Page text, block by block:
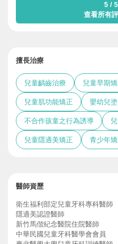
5 / 5
查看所有
擅長治療
兒童齲齒治療 兒童早期
兒童肌功能矯正 嬰幼兒
不合作孩童之行為誘導
兒童隱適美矯正 青少年
醫師資歷
衛生福利部定兒童牙科專科醫師
隱適美認證醫師
新竹馬偕紀念醫院住院醫師
中華民國兒童牙科醫學會會員